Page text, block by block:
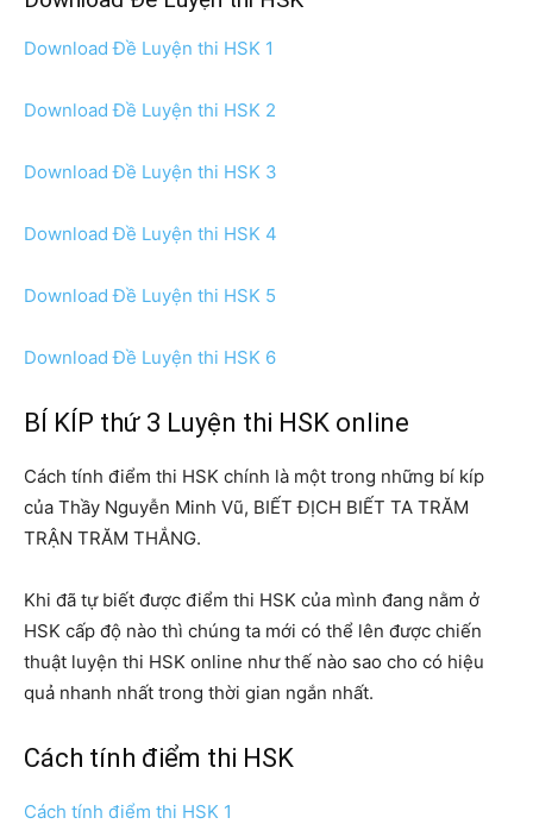
Download Đề Luyện thi HSK 1
Download Đề Luyện thi HSK 2
Download Đề Luyện thi HSK 3
Download Đề Luyện thi HSK 4
Download Đề Luyện thi HSK 5
Download Đề Luyện thi HSK 6
BÍ KÍP thứ 3 Luyện thi HSK online
Cách tính điểm thi HSK chính là một trong những bí kíp
của Thầy Nguyễn Minh Vũ, BIẾT ĐỊCH BIẾT TA TRĂM
TRẬN TRĂM THẮNG.
Khi đã tự biết được điểm thi HSK của mình đang nằm ở
HSK cấp độ nào thì chúng ta mới có thể lên được chiến
thuật luyện thi HSK online như thế nào sao cho có hiệu
quả nhanh nhất trong thời gian ngắn nhất.
Cách tính điểm thi HSK
Cách tính điểm thi HSK 1